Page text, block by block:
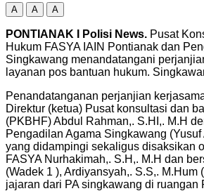
A A A
PONTIANAK I Polisi News. Pusat
Hukum FASYA IAIN Pontianak dan
Singkawang menandatangani
layanan pos bantuan hukum.
Penandatanganan perjanjian
Direktur (ketua) Pusat konsultasi dan
(PKBHF) Abdul Rahman,. S.HI,. M.H
Pengadilan Agama Singkawang
yang didampingi sekaligus disaksikan
FASYA Nurhakimah,. S.H,. M.H dan
(Wadek 1 ), Ardiyansyah,. S.S,. M.Hum
jajaran dari PA singkawang di ruangan